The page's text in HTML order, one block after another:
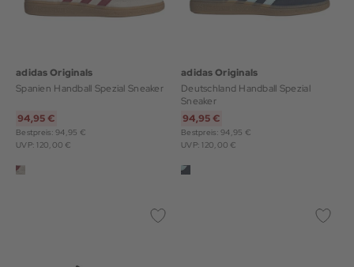
adidas Originals
Spanien Handball Spezial Sneaker
94,95 €
Bestpreis: 94,95 €
UVP: 120,00 €
adidas Originals
Deutschland Handball Spezial
Sneaker
94,95 €
Bestpreis: 94,95 €
UVP: 120,00 €